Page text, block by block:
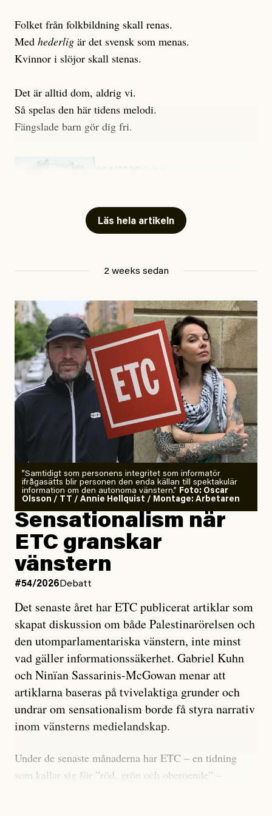
Folket från folkbildning skall renas.
Med hederlig är det svensk som menas.
Kvinnor i slöjor skall stenas.
Det är alltid dom, aldrig vi.
Så spelas den här tidens melodi.
Fängslade barn gör dig fri.
Läs hela artikeln
2 weeks sedan
”Samtidigt som personens integritet som informatör
ifrågasätts blir personen den enda källan till spektakulär
information om den autonoma vänstern.” Foto: Oscar
Olsson / TT / Annie Hellquist / Montage: Arbetaren
Sensationalism när
ETC granskar
vänstern
#54/2026 Debatt
Det senaste året har ETC publicerat artiklar som
skapat diskussion om både Palestinarörelsen och
den utomparlamentariska vänstern, inte minst
vad gäller informationssäkerhet. Gabriel Kuhn
och Ninïan Sassarinis-McGowan menar att
artiklarna baseras på tvivelaktiga grunder och
undrar om sensationalism borde få styra narrativ
inom vänsterns medielandskap.
Under de senaste månaderna har ETC – en tidning
som kallar sig för ”röd, grön och oberoende” –